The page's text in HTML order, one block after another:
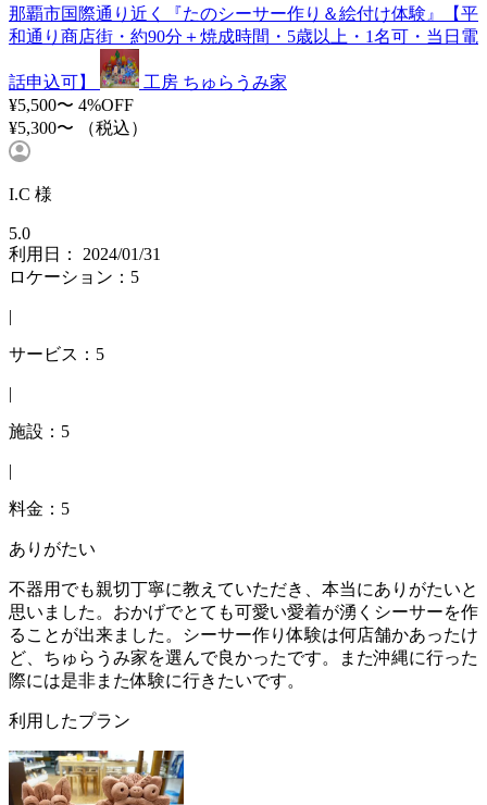
那覇市国際通り近く『たのシーサー作り＆絵付け体験』【平
和通り商店街・約90分＋焼成時間・5歳以上・1名可・当日電
話申込可】
工房 ちゅらうみ家
¥5,500〜 4%OFF
¥5,300〜
（税込）
I.C 様
5.0
利用日： 2024/01/31
ロケーション：5
|
サービス：5
|
施設：5
|
料金：5
ありがたい
不器用でも親切丁寧に教えていただき、本当にありがたいと
思いました。おかげでとても可愛い愛着が湧くシーサーを作
ることが出来ました。シーサー作り体験は何店舗かあったけ
ど、ちゅらうみ家を選んで良かったです。また沖縄に行った
際には是非また体験に行きたいです。
利用したプラン